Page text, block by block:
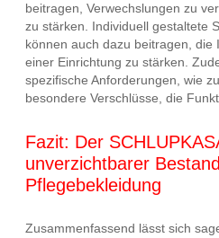
beitragen, Verwechslungen zu
zu stärken. Individuell gestaltete
können auch dazu beitragen, die
einer Einrichtung zu stärken.
spezifische Anforderungen, wie
besondere Verschlüsse, die
Fazit: Der
unverzichtbarer
Pflegebekleidung
Zusammenfassend lässt sich